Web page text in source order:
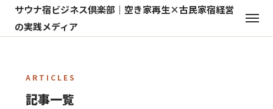
サウナ宿ビジネス倶楽部｜空き家再生×古民家宿経営
の実践メディア
ARTICLES
記事一覧